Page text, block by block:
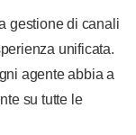
gestione di canali
unificata.
agente abbia a
su tutte le